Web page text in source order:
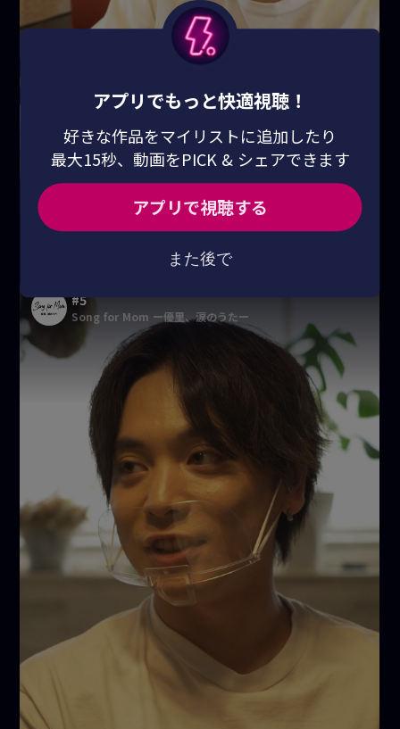
#5
Song for Mom ー優里、涙のうたー
アプリでもっと快適視聴！
好きな作品をマイリストに追加したり
最大15秒、動画をPICK & シェアできます
アプリで視聴する
また後で